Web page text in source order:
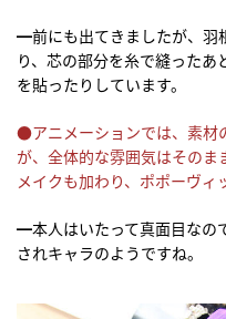
━前にも出てきましたが、羽
り、芯の部分を糸で縫った
を貼ったりしています。
●アニメーションでは、素材
が、全体的な雰囲気はその
メイクも加わり、ポポーヴィ
━本人はいたって真面目なの
されキャラのようですね。